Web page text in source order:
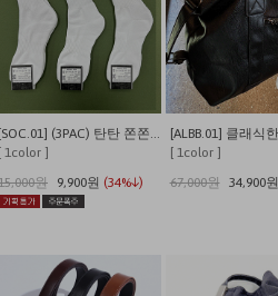
[SOC.01] (3PAC) 탄탄 쫀쫀 발이 편안한 쿠셔닝 사계절 데일리양말
1color ]
원
9,900원 (34%↓)
[ 1color ]
67,000원
34,900원